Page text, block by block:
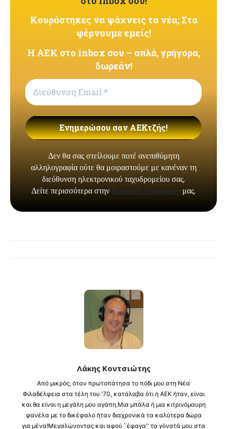
Λάκης Κοντσιώτης
Από μικρός, όταν πρωτοπάτησα το πόδι μου στη Νέα
Φιλαδέλφεια στα τέλη του '70, κατάλαβα ότι η ΑΕΚ ήταν, είναι
και θα είναι η μεγάλη μου αγάπη.Μια μπάλα ή μια κιτρινόμαυρη
φανέλα με το δικέφαλο ήταν διαχρονικά τα καλύτερα δώρα
για μένα!Μεγαλώνοντας και αφού ΄΄έφαγα'' τα γόνατά μου στα